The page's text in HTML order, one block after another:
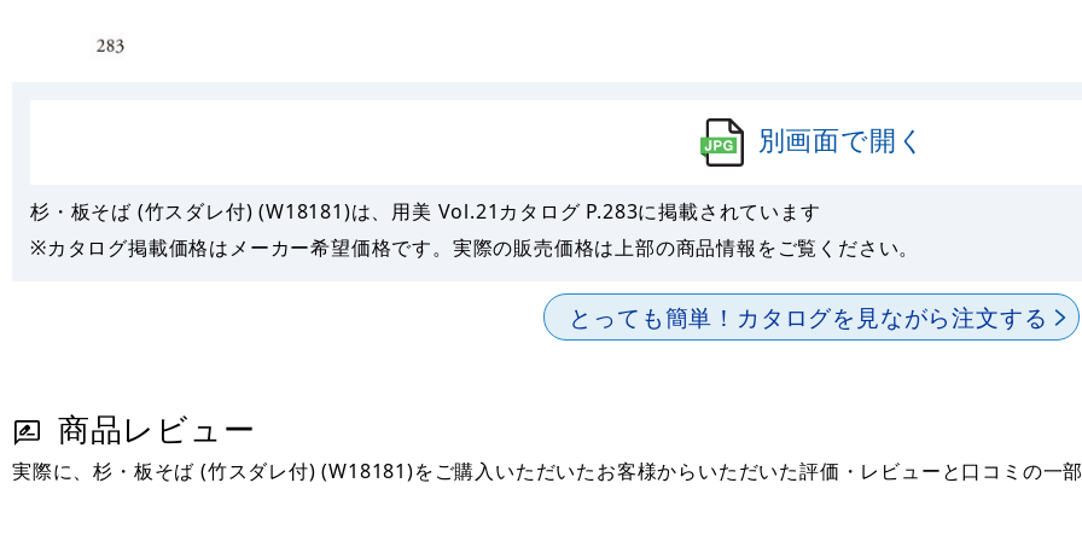
別画面で開く
杉・板そば (竹スダレ付) (W18181)は、用美 Vol.21カタログ P.283に掲載されています
※カタログ掲載価格はメーカー希望価格です。実際の販売価格は上部の商品情報をご覧ください。
とっても簡単！ カタログを見ながら注文する
商品レビュー
実際に、杉・板そば (竹スダレ付) (W18181)をご購入いただいたお客様からいただいた評価・レビューと口コミの一部